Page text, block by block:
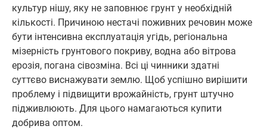
культур нішу, яку не заповнює грунт у необхідній
кількості. Причиною нестачі поживних речовин може
бути інтенсивна експлуатація угідь, регіональна
мізерність грунтового покриву, водна або вітрова
ерозія, погана сівозміна. Всі ці чинники здатні
суттєво виснажувати землю. Щоб успішно вирішити
проблему і підвищити врожайність, грунт штучно
підживлюють. Для цього намагаються купити
добрива оптом.